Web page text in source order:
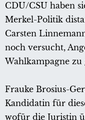
CDU/CSU haben
Merkel-Politik
Carsten
noch versucht,
Wahlkampagne zu
Frauke Brosius-
Kandidatin für
wofür die Juristin